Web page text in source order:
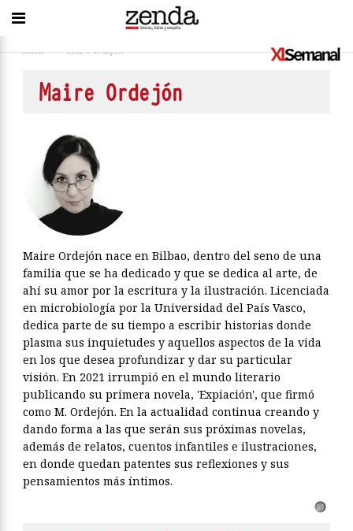
Inicio > Maire Ordejón
Maire Ordejón
Maire Ordejón nace en Bilbao, dentro del seno de una
familia que se ha dedicado y que se dedica al arte, de
ahí su amor por la escritura y la ilustración. Licenciada
en microbiología por la Universidad del País Vasco,
dedica parte de su tiempo a escribir historias donde
plasma sus inquietudes y aquellos aspectos de la vida
en los que desea profundizar y dar su particular
visión. En 2021 irrumpió en el mundo literario
publicando su primera novela, 'Expiación', que firmó
como M. Ordejón. En la actualidad continua creando y
dando forma a las que serán sus próximas novelas,
además de relatos, cuentos infantiles e ilustraciones,
en donde quedan patentes sus reflexiones y sus
pensamientos más íntimos.